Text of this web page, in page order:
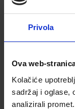
Privola
Ova web-
Kolačiće
sadržaj i oglase,
analizirali
Leichnam
seinem
Reisen Sie mit